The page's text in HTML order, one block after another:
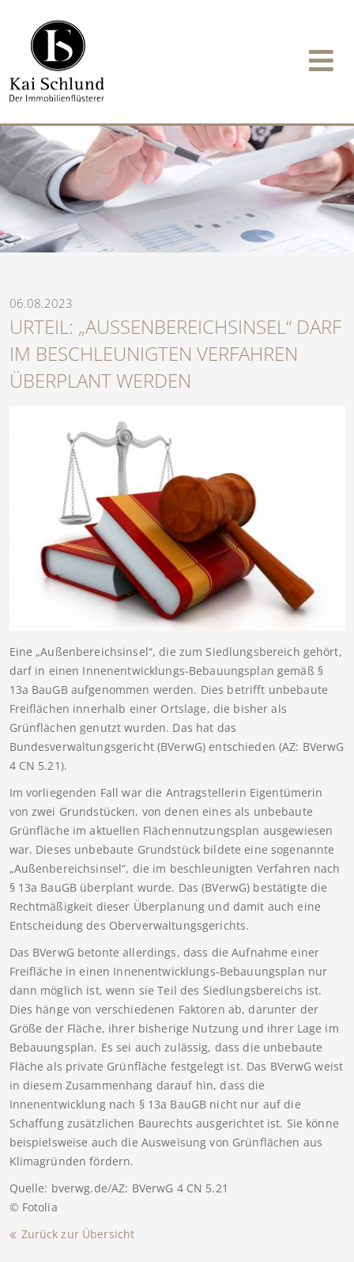
06.08.2023
URTEIL: „AUSSENBEREICHSINSEL“ DARF I
M BESCHLEUNIGTEN VERFAHREN Ü
BERPLANT WERDEN
Eine „Außenbereichsinsel“, die zum Siedlungsbereich gehört,
darf in einen Innenentwicklungs-Bebauungsplan gemäß §
13a BauGB aufgenommen werden. Dies betrifft unbebaute
Freiflächen innerhalb einer Ortslage, die bisher als
Grünflächen genutzt wurden. Das hat das
Bundesverwaltungsgericht (BVerwG) entschieden (AZ: BVerwG
4 CN 5.21).
Im vorliegenden Fall war die Antragstellerin Eigentümerin
von zwei Grundstücken, von denen eines als unbebaute
Grünfläche im aktuellen Flächennutzungsplan ausgewiesen
war. Dieses unbebaute Grundstück bildete eine sogenannte
„Außenbereichsinsel“, die im beschleunigten Verfahren nach
§ 13a BauGB überplant wurde. Das (BVerwG) bestätigte die
Rechtmäßigkeit dieser Überplanung und damit auch eine
Entscheidung des Oberverwaltungsgerichts.
Das BVerwG betonte allerdings, dass die Aufnahme einer
Freifläche in einen Innenentwicklungs-Bebauungsplan nur
dann möglich ist, wenn sie Teil des Siedlungsbereichs ist.
Dies hänge von verschiedenen Faktoren ab, darunter der
Größe der Fläche, ihrer bisherige Nutzung und ihrer Lage im
Bebauungsplan. Es sei auch zulässig, dass die unbebaute
Fläche als private Grünfläche festgelegt ist. Das BVerwG weist
in diesem Zusammenhang darauf hin, dass die
Innenentwicklung nach § 13a BauGB nicht nur auf die
Schaffung zusätzlichen Baurechts ausgerichtet ist. Sie könne
beispielsweise auch die Ausweisung von Grünflächen aus
Klimagründen fördern.
Quelle: bverwg.de/AZ: BVerwG 4 CN 5.21
© Fotolia
Zurück zur Übersicht